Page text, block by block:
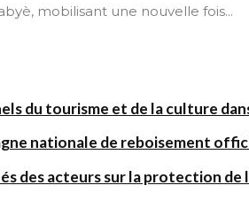
mobilisant une nouvelle fois...
du tourisme et de la culture
nationale de reboisement
des acteurs sur la protection